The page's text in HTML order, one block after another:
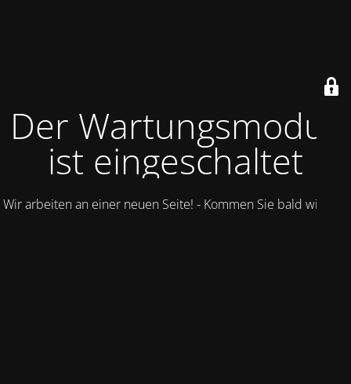
Der Wartungsmodus
ist eingeschaltet
Wir arbeiten an einer neuen Seite! - Kommen Sie bald wieder.